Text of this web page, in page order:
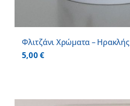
Φλιτζάνι Χρώματα – Ηρακλής
5,00€